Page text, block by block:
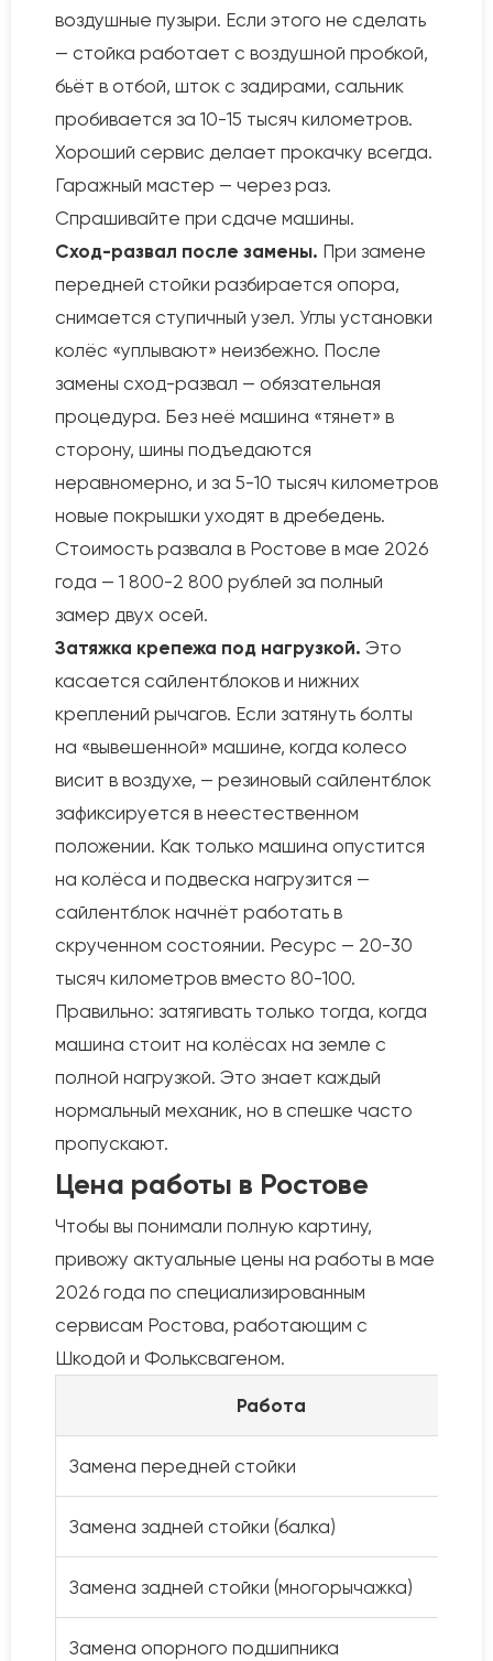
воздушные пузыри. Если этого не сделать
— стойка работает с воздушной пробкой,
бьёт в отбой, шток с задирами, сальник
пробивается за 10-15 тысяч километров.
Хороший сервис делает прокачку всегда.
Гаражный мастер — через раз.
Спрашивайте при сдаче машины.
Сход-развал после замены. При замене
передней стойки разбирается опора,
снимается ступичный узел. Углы установки
колёс «уплывают» неизбежно. После
замены сход-развал — обязательная
процедура. Без неё машина «тянет» в
сторону, шины подъедаются
неравномерно, и за 5-10 тысяч километров
новые покрышки уходят в дребедень.
Стоимость развала в Ростове в мае 2026
года — 1 800-2 800 рублей за полный
замер двух осей.
Затяжка крепежа под нагрузкой. Это
касается сайлентблоков и нижних
креплений рычагов. Если затянуть болты
на «вывешенной» машине, когда колесо
висит в воздухе, — резиновый сайлентблок
зафиксируется в неестественном
положении. Как только машина опустится
на колёса и подвеска нагрузится —
сайлентблок начнёт работать в
скрученном состоянии. Ресурс — 20-30
тысяч километров вместо 80-100.
Правильно: затягивать только тогда, когда
машина стоит на колёсах на земле с
полной нагрузкой. Это знает каждый
нормальный механик, но в спешке часто
пропускают.
Цена работы в Ростове
Чтобы вы понимали полную картину,
привожу актуальные цены на работы в мае
2026 года по специализированным
сервисам Ростова, работающим с
Шкодой и Фольксвагеном.
Работа
Замена передней стойки
Замена задней стойки (балка)
Замена задней стойки (многорычажка)
Замена опорного подшипника